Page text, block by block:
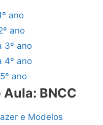
ano
ano
3º ano
4º ano
ano
BNCC
e Modelos